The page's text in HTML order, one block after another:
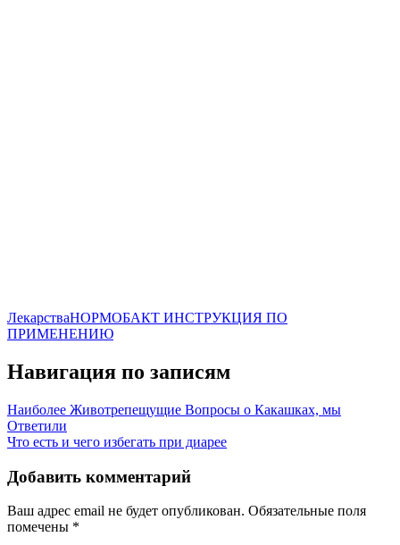
ЛекарстваНОРМОБАКТ ИНСТРУКЦИЯ ПО
ПРИМЕНЕНИЮ
Навигация по записям
Наиболее Животрепещущие Вопросы о Какашках, мы
Ответили
Что есть и чего избегать при диарее
Добавить комментарий
Ваш адрес email не будет опубликован. Обязательные поля
помечены *